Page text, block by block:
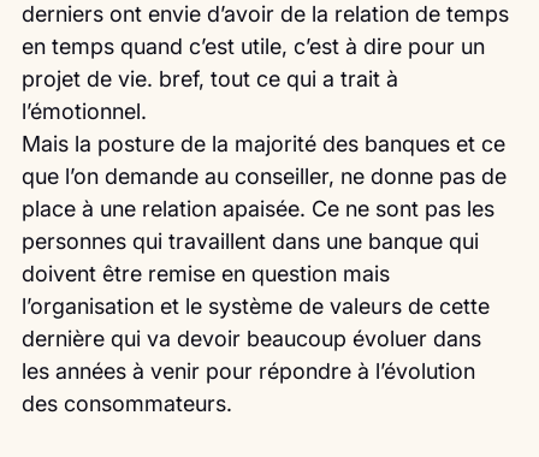
derniers ont envie d’avoir de la relation de temps
en temps quand c’est utile, c’est à dire pour un
projet de vie. bref, tout ce qui a trait à
l’émotionnel.
Mais la posture de la majorité des banques et ce
que l’on demande au conseiller, ne donne pas de
place à une relation apaisée. Ce ne sont pas les
personnes qui travaillent dans une banque qui
doivent être remise en question mais
l’organisation et le système de valeurs de cette
dernière qui va devoir beaucoup évoluer dans
les années à venir pour répondre à l’évolution
des consommateurs.